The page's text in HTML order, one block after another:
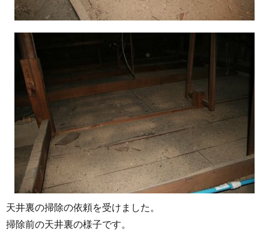
天井裏の掃除の依頼を受けました。
掃除前の天井裏の様子です。